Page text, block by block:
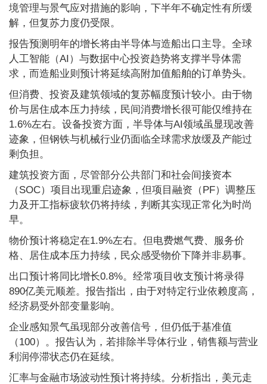
境管理与景气应对措施的影响，下半年不确定性有所缓
解，但复苏力度仍受限。
报告预测明年的增长将由半导体与造船出口主导。全球
人工智能（AI）与数据中心投资趋势将支撑半导体需
求，而造船业则预计将延续高附加值船舶的订单势头。
但消费、投资及建筑领域的复苏幅度预计较小。由于物
价与居住成本压力持续，民间消费增长很可能仅维持在
1.6%左右。设备投资方面，半导体与AI领域虽显现改善
迹象，但钢铁与机械行业仍面临全球需求放缓及产能过
剩负担。
建筑投资方面，尽管部分公共部门和社会间接资本
（SOC）项目出现重启迹象，但项目融资（PF）调整压
力及开工指标疲软仍将持续，判断其实现正常化为时尚
早。
物价预计将稳定在1.9%左右。但电费燃气费、服务价
格、居住成本压力持续，民众感受物价下降并非易事。
出口预计将同比增长0.8%。经常项目收支预计将录得
890亿美元顺差。报告指出，由于对特定行业依赖度高，
经济易受外部变量影响。
企业感知景气虽现部分改善信号，但仍低于基准值
（100）。报告认为，若排除半导体行业，销售额与营业
利润停滞状态仍在延续。
汇率与金融市场波动性预计将持续。分析指出，美元走